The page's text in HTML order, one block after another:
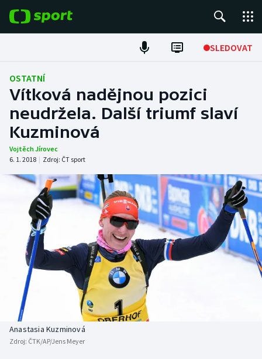
SLEDOVAT
Fotbal
Hokej
Tenis
Atletika
Cyklistika
DALŠÍ SPORTY
Americký fotbal
Baseball a softbal
Basketbal
Biatlon
NEPŘEHLÉDNĚTE
Soutěže
Historické návraty
Aplikace ČT sport
OSTATNÍ
Vítková nadějnou pozici
neudržela. Další triumf slaví
Kuzminová
Vojtěch Jírovec
6. 1. 2018 | Zdroj: ČT sport
Anastasia Kuzminová
Zdroj: ČTK/AP/Jens Meyer